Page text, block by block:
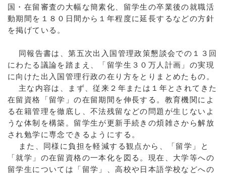
国・在留審査の大幅な簡素化、留学生の卒業後の就職活
動期間を１８０日間から１年程度に延長するなどの方針
を掲げている。
同報告書は、第五次出入国管理政策懇談会での１３回
にわたる議論を踏まえ、「留学生３０万人計画」の実現
に向けた出入国管理行政の在り方をとりまとめたもの。
主な内容は、まず、従来２年または１年とされてきた
在留資格「留学」の在留期間を伸長する。教育機関によ
る在籍管理を徹底し、不法残留などの問題が生じないよ
うな体制を構築。留学生が更新手続きの煩雑さから解放
され勉学に専念できるようにする。
また、同様に負担を軽減する観点から、「留学」と
「就学」の在留資格の一本化を図る。現在、大学等への
留学生については「留学」、高校や日本語学校などへの